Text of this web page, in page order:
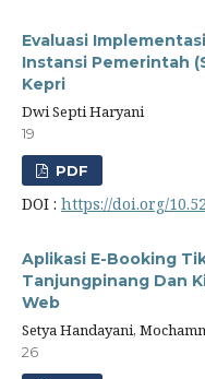
Evaluasi
Instansi Pemerintah
Kepri
Dwi Septi Haryani
19
PDF
DOI : https://doi.org/
Aplikasi E-Booking
Tanjungpinang Dan
Web
Setya Handayani,
26